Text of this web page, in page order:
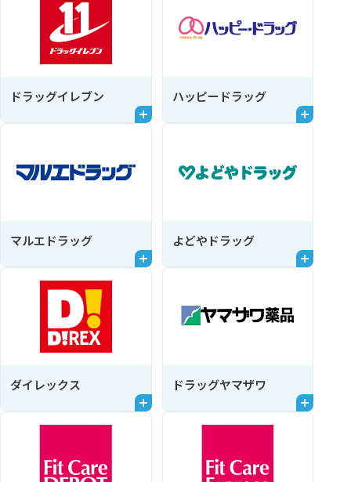
ドラッグイレブン ハッピードラッグ
マルエドラッグ よどやドラッグ
ダイレックス ドラッグヤマザワ